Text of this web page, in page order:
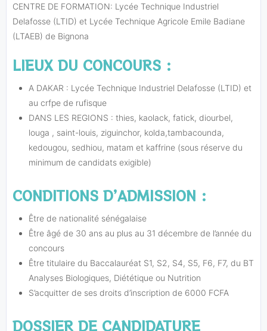
CENTRE DE FORMATION: Lycée Technique Industriel
Delafosse (LTID) et Lycée Technique Agricole Emile Badiane
(LTAEB) de Bignona
LIEUX DU CONCOURS :
A DAKAR : Lycée Technique Industriel Delafosse (LTID) et
au crfpe de rufisque
DANS LES REGIONS : thies, kaolack, fatick, diourbel,
louga , saint-louis, ziguinchor, kolda,tambacounda,
kedougou, sedhiou, matam et kaffrine (sous réserve du
minimum de candidats exigible)
CONDITIONS D’ADMISSION :
Être de nationalité sénégalaise
Être âgé de 30 ans au plus au 31 décembre de l’année du
concours
Être titulaire du Baccalauréat S1, S2, S4, S5, F6, F7, du BT
Analyses Biologiques, Diététique ou Nutrition
S’acquitter de ses droits d’inscription de 6000 FCFA
DOSSIER DE CANDIDATURE